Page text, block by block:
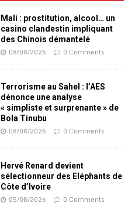
Mali : prostitution, alcool… un
casino clandestin impliquant
des Chinois démantelé
08/08/2026 0 Comments
Terrorisme au Sahel : l’AES
dénonce une analyse
« simpliste et surprenante » de
Bola Tinubu
08/08/2026 0 Comments
Hervé Renard devient
sélectionneur des Eléphants de
Côte d’Ivoire
05/08/2026 0 Comments